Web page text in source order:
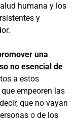
humana y los
y
una
no esencial de
a estos
empeoren las
que no vayan
o de los